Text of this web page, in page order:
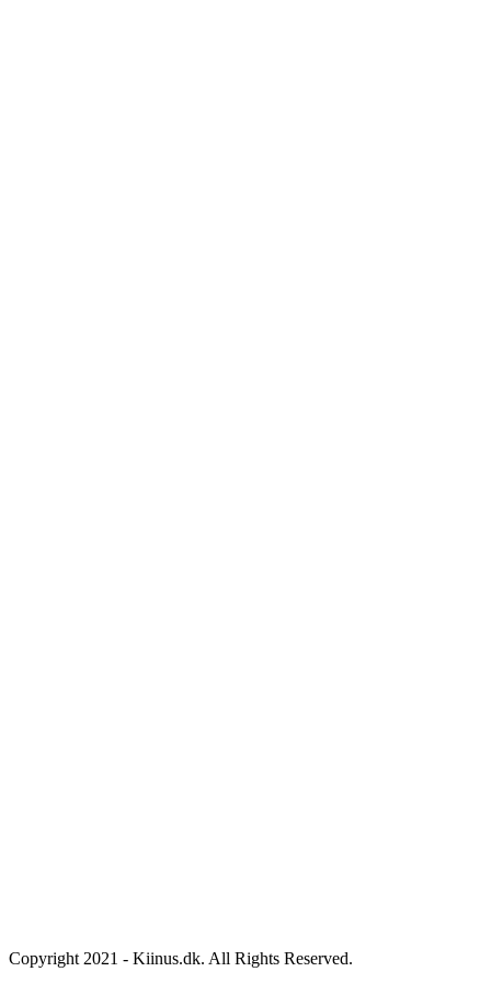
Copyright 2021 - Kiinus.dk. All Rights Reserved.